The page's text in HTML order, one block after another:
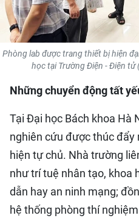
NHÂN DÂN ĐIỆN TỬ
NHÂN DÂN HẰNG THÁNG
NHÂN DÂN CUỐI TUẦN
Phòng lab được trang thiết bị hiện
học tại Trường Điện - Điện tử
Những chuyển động tất
Tại Đại học Bách khoa Hà
nghiên cứu được thúc đẩy
hiện tự chủ. Nhà trường
như trí tuệ nhân tạo, khoa
dẫn hay an ninh mạng;
hệ thống phòng thí